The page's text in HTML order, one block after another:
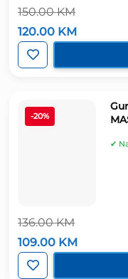
150.00KM
Izvorna
cijena
bila
je:
120.00 KM
cijena
120.00
-20%
136.00KM
Izvorna
cijena
bila
109.00 KM
cijena
✔